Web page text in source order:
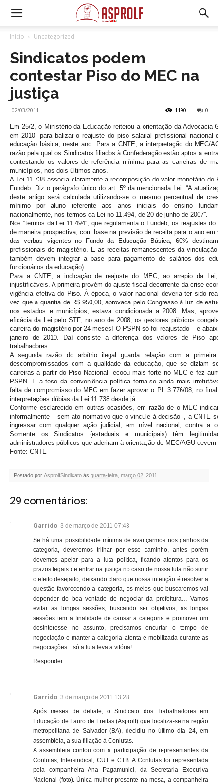
Início Uncategorized
Sindicatos podem
contestar Piso do MEC na
justiça
02/03/2011 0
1190
Em 25/2, o Ministério da Educação reiterou a orientação da Advocacia
em 2010, para balizar o reajuste do piso salarial profissional nacional
educação básica, neste ano. Para a CNTE, a interpretação do MEC/
razão pela qual os Sindicatos filiados à Confederação estão aptos a
contestando os valores de referência mínima para as carreiras de
municípios, nos dois últimos anos.
A Lei 11.738 associa claramente a recomposição do valor monetário do
Fundeb. Diz o parágrafo único do art. 5º da mencionada Lei: “A
deste artigo será calculada utilizando-se o mesmo percentual de
mínimo por aluno referente aos anos iniciais do ensino
nacionalmente, nos termos da Lei no 11.494, de 20 de junho de 2007”.
Nos “termos da Lei 11.494”, que regulamenta o Fundeb, os reajustes
de maneira prospectiva, com base na previsão de receita para o ano
das verbas vigentes no Fundo da Educação Básica, 60%
profissionais do magistério. E as receitas remanescentes da
também devem integrar a base para pagamento de salários dos
funcionários da educação).
Para a CNTE, a indicação de reajuste do MEC, ao arrepio da
injustificáveis. A primeira provém do ajuste fiscal decorrente da crise
vigência efetiva do Piso. À época, o valor nacional deveria ter sido
vez que a quantia de R$ 950,00, aprovada pelo Congresso à luz de
nos estados e municípios, estava condicionada a 2008. Mas,
eficácia da Lei pelo STF, no ano de 2008, os gestores públicos
carreira do magistério por 24 meses! O PSPN só foi reajustado – e
janeiro de 2010. Daí consiste a diferença dos valores de Piso
trabalhadores.
A segunda razão do arbítrio ilegal guarda relação com a
descompromissados com a qualidade da educação, que se diziam
carreiras a partir do Piso Nacional, ecoou mais forte no MEC e fez
PSPN. E a tese da conveniência política torna-se ainda mais
falta de compromisso do MEC em fazer aprovar o PL 3.776/08, no
interpretações dúbias da Lei 11.738 desde já.
Conforme esclarecido em outras ocasiões, em razão de o MEC
informalmente – sem ato normativo que o vincule à decisão -, a CNTE
ingressar com qualquer ação judicial, em nível nacional, contra a
Somente os Sindicatos (estaduais e municipais) têm
administradores públicos que aderiram à orientação do MEC/AGU
Fonte: CNTE
Postado por AsprolfSindicato às quarta-feira, março 02, 2011
29 comentários:
Garrido 3 de março de 2011 07:43
Se há uma possibilidade mínima de avançarmos nos ganhos da
categoria, deveremos trilhar por esse caminho, antes porém
devemos apelar para a luta política, ficando atentos para os
prazos legais de entrar na justiça no caso de nossa luta não surtir
o efeito desejado, deixando claro que nossa intenção é resolver a
questão favorecendo a categoria, os meios que buscaremos vai
depender do boa vontade de negociar da prefeitura… Vamos
evitar as longas sessões, buscando ser objetivos, as longas
sessões tem a finalidade de cansar a categoria e promover um
desinteresse no assunto, precisamos encurtar o tempo de
negociação e manter a categoria atenta e mobilizada durante as
negociações…só a luta leva a vitória!
Responder
Garrido 3 de março de 2011 13:28
Após meses de debate, o Sindicato dos Trabalhadores em
Educação de Lauro de Freitas (Asprolf) que localiza-se na região
metropolitana de Salvador (BA), decidiu no último dia 24, em
assembléia, a sua filiação à Conlutas.
A assembleia contou com a participação de representantes da
Conlutas, Intersindical, CUT e CTB. A Conlutas foi representada
pela companheira Ana Pagamunici, da Secretaria Executiva
Nacional (foto). Única mulher presente na mesa, a companheira